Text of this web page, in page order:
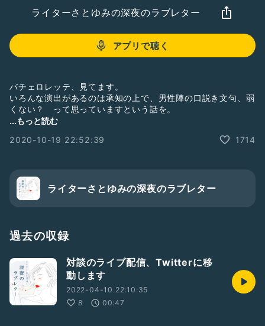
ライターさとゆみの深夜のラブレター
アプリで聴く
バチェロレッテ、見てます。
いろんな演出があるのは承知の上で、男性陣の口説き文句、弱
くない？ って思っていますという話を。
#文章の書き方 #文章 #文章術
#ライティング
...もっと読む
2020-10-19 22:52:39
1714
ライターさとゆみの深夜のラブレター
過去の収録
対談のライブ配信、Twitterに移
動します
2022-04-10 22:10:35
8
00:47